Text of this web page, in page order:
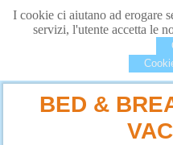
I cookie ci aiutano ad erogare
servizi, l'utente accetta le
BED &